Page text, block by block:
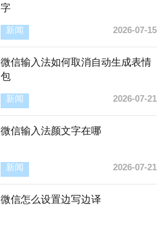
字
新闻 2026-07-15
微信输入法如何取消自动生成表情
包
新闻 2026-07-21
微信输入法颜文字在哪
新闻 2026-07-21
微信怎么设置边写边译